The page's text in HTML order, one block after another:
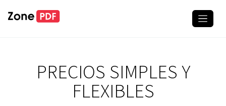
PRECIOS SIMPLES Y
FLEXIBLES